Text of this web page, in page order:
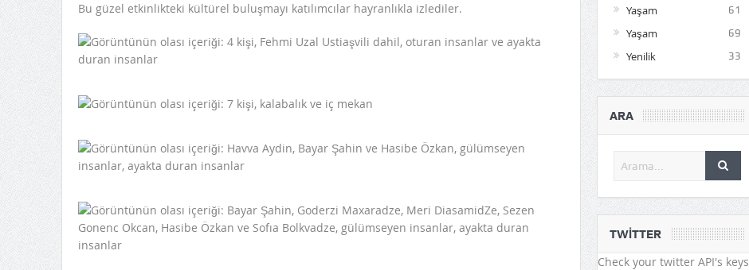
Bu güzel etkinlikteki kültürel buluşmayı katılımcılar hayranlıkla izlediler.
Yaşam 61
Yaşam 69
Yenilik 33
ARA
TWITTER
Check your twitter API's keys